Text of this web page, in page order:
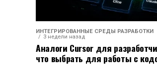
ИНТЕГРИРОВАННЫЕ СРЕДЫ РАЗРАБОТКИ
3 недели назад
Аналоги Cursor для
что выбрать для работы с